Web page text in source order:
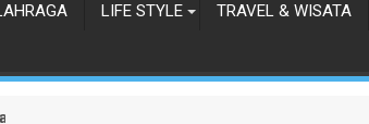
LIFE STYLE TRAVEL & WISATA
2026 Resmi Dimulai